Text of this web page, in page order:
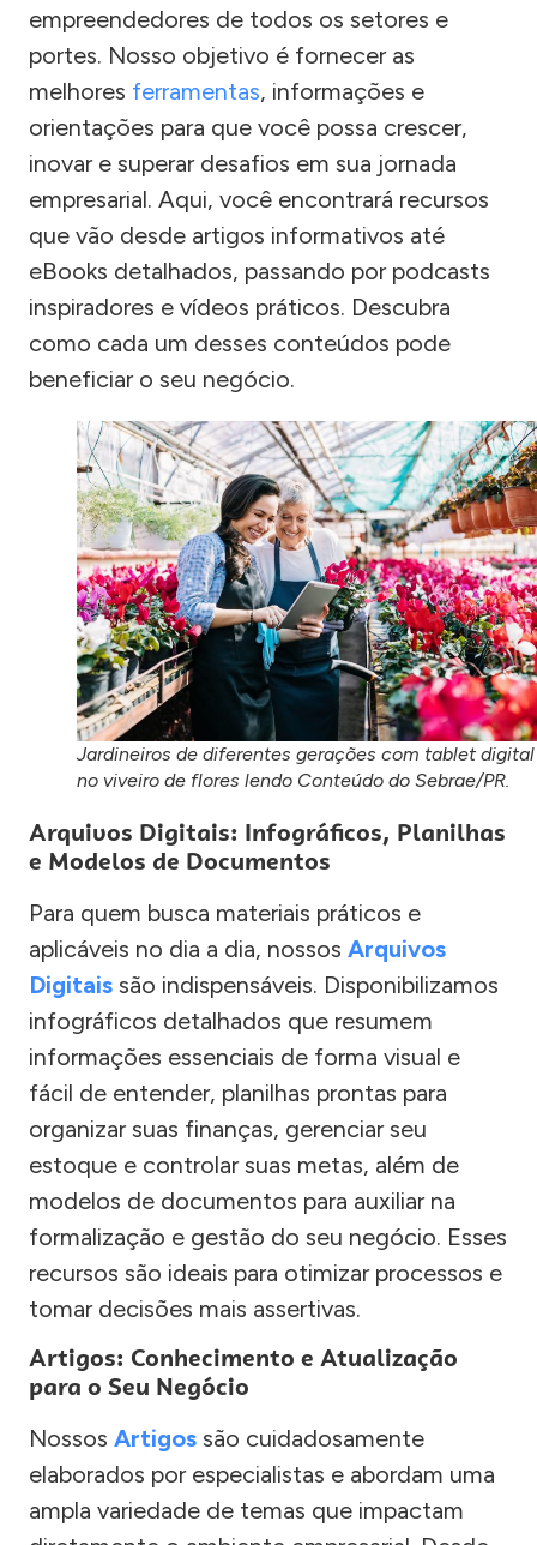
empreendedores de todos os setores e
portes. Nosso objetivo é fornecer as
melhores ferramentas, informações e
orientações para que você possa crescer,
inovar e superar desafios em sua jornada
empresarial. Aqui, você encontrará recursos
que vão desde artigos informativos até
eBooks detalhados, passando por podcasts
inspiradores e vídeos práticos. Descubra
como cada um desses conteúdos pode
beneficiar o seu negócio.
Jardineiros de diferentes gerações com tablet digital
no viveiro de flores lendo Conteúdo do Sebrae/PR.
Arquivos Digitais: Infográficos, Planilhas
e Modelos de Documentos
Para quem busca materiais práticos e
aplicáveis no dia a dia, nossos Arquivos
Digitais são indispensáveis. Disponibilizamos
infográficos detalhados que resumem
informações essenciais de forma visual e
fácil de entender, planilhas prontas para
organizar suas finanças, gerenciar seu
estoque e controlar suas metas, além de
modelos de documentos para auxiliar na
formalização e gestão do seu negócio. Esses
recursos são ideais para otimizar processos e
tomar decisões mais assertivas.
Artigos: Conhecimento e Atualização
para o Seu Negócio
Nossos Artigos são cuidadosamente
elaborados por especialistas e abordam uma
ampla variedade de temas que impactam